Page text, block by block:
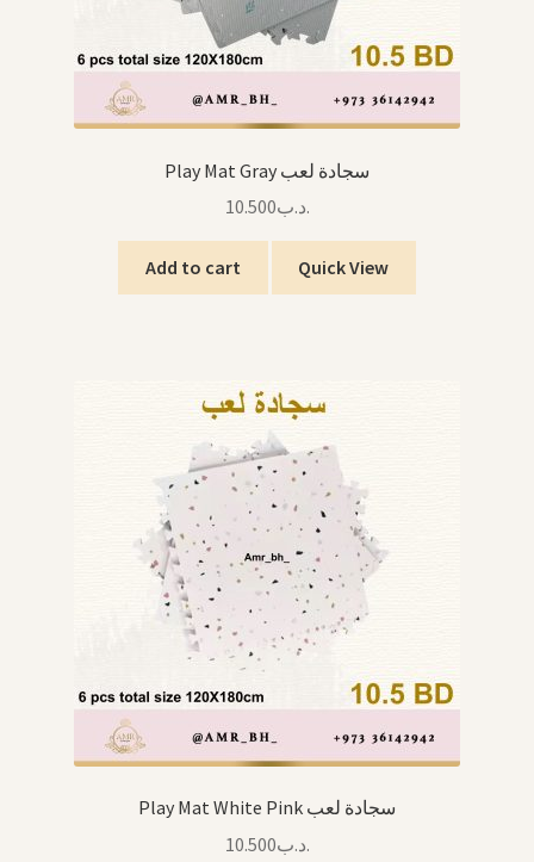
Play Mat Gray سجادة لعب
.د.ب10.500
Add to cart Quick View
Play Mat White Pink سجادة لعب
.د.ب10.500